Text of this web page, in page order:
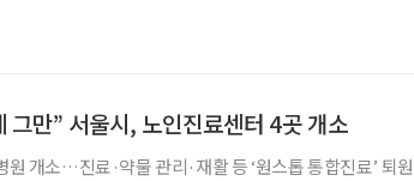
그만” 서울시, 노인진료센터 4곳 개소
개소…진료·약물 관리·재활 등 ‘원스톱 통합진료’ 퇴원